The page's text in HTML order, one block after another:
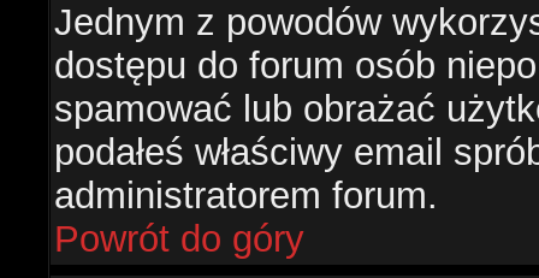
Jednym z powodów
dostępu do forum osób
spamować lub obrażać
podałeś właściwy email
administratorem forum.
Powrót do góry